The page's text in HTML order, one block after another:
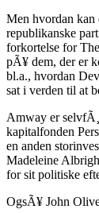
Men hvordan kan
republikanske
forkortelse for
pÃ¥ dem, der er
bl.a., hvordan
sat i verden til at
Amway er
kapitalfonden
en anden
Madeleine
for sit politiske
OgsÃ¥ John